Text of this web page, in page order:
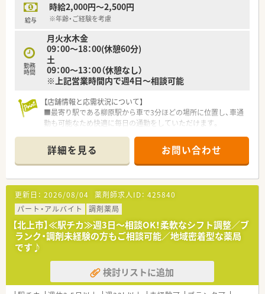
給与
時給2,000円～2,500円
※年齢・ご経験を考慮
勤務
時間
月火水木金
09：00～18：00(休憩60分)
土
09：00～13：00（休憩なし）
※上記営業時間内で週4日～相談可能
【店舗情報と応需状況について】
■最寄り駅である柳原駅から車で3分ほどの場所に位置し、車通
勤も可能なため快適に毎日の通勤をしていただけます。
おり、1日平均185枚の処方箋を応需しております。
■店舗には常勤薬剤師が5名、医療事務スタッフが5名在籍して
おり、協力し合いながら日々の業務に取り組んでいます。
【募集背景と求める人物像について】
■今回は店舗の欠員補充を目的としたパート募集となっており、
地域医療に貢献していただける新たな人材を求めております。
■周囲のスタッフと円滑なコミュニケーションを図りながら業
務に取り組める、協調性を大切にする方を歓迎いたします。
■年齢を問わず幅広い方を受け入れており、人柄を重視した採用
【法人特徴について】
■県内を中心に約40店舗を展開し、地域の人々に親しまれ明る
詳細を見る お問い合わせ
更新日： 2026/08/04 薬剤師求人ID： 425840
パート・アルバイト
調剤薬局
【北上市】≪駅チカ≫週3日～相談OK！柔軟なシフト調整／ブ
ランク・調剤未経験の方もご相談可能／地域密着型な薬局
です♪
検討リストに追加